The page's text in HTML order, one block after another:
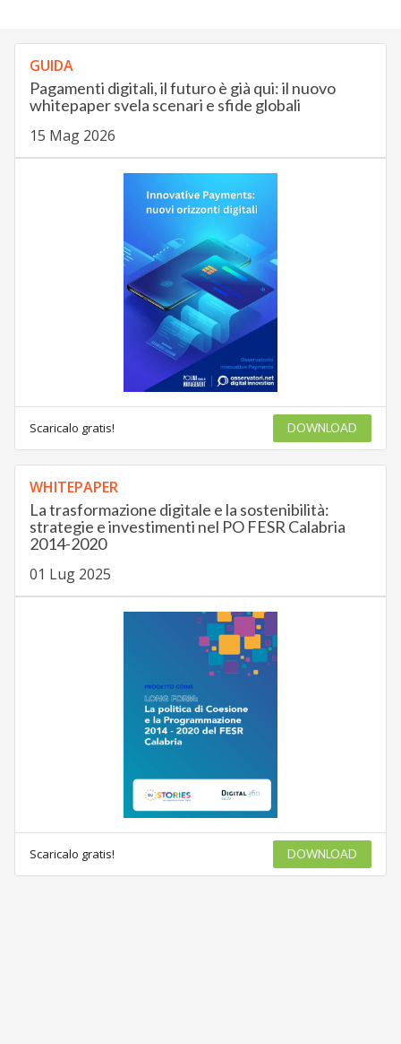
GUIDA
Pagamenti digitali, il futuro è già qui: il nuovo
whitepaper svela scenari e sfide globali
15 Mag 2026
Scaricalo gratis! DOWNLOAD
WHITEPAPER
La trasformazione digitale e la sostenibilità:
strategie e investimenti nel PO FESR Calabria
2014-2020
01 Lug 2025
Scaricalo gratis! DOWNLOAD